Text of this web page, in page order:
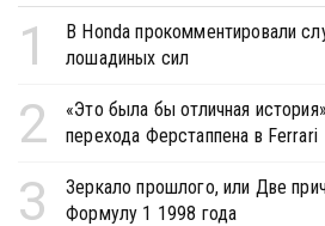
1
В Honda прокомментировали
лошадиных сил
2
«Это была бы отличная
перехода Ферстаппена в Ferrari
3
Зеркало прошлого, или Две
Формулу 1 1998 года